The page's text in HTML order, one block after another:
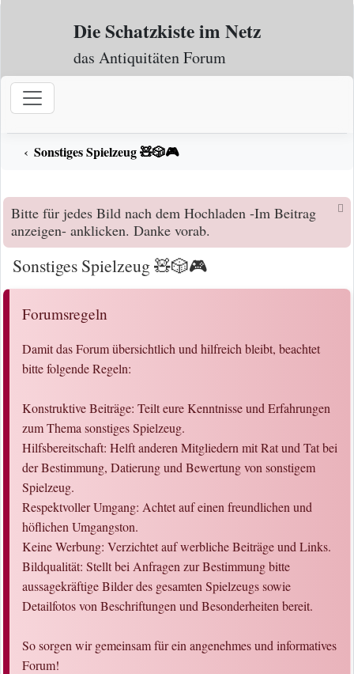
Zum Inhalt
Die Schatzkiste im Netz
das Antiquitäten Forum
Sonstiges Spielzeug 🧸🎲🎮
Bitte für jedes Bild nach dem Hochladen -Im Beitrag
anzeigen- anklicken. Danke vorab.
Sonstiges Spielzeug 🧸🎲🎮
Forumsregeln
Damit das Forum übersichtlich und hilfreich bleibt, beachtet
bitte folgende Regeln:
Konstruktive Beiträge: Teilt eure Kenntnisse und Erfahrungen
zum Thema sonstiges Spielzeug.
Hilfsbereitschaft: Helft anderen Mitgliedern mit Rat und Tat bei
der Bestimmung, Datierung und Bewertung von sonstigem
Spielzeug.
Respektvoller Umgang: Achtet auf einen freundlichen und
höflichen Umgangston.
Keine Werbung: Verzichtet auf werbliche Beiträge und Links.
Bildqualität: Stellt bei Anfragen zur Bestimmung bitte
aussagekräftige Bilder des gesamten Spielzeugs sowie
Detailfotos von Beschriftungen und Besonderheiten bereit.
So sorgen wir gemeinsam für ein angenehmes und informatives
Forum!